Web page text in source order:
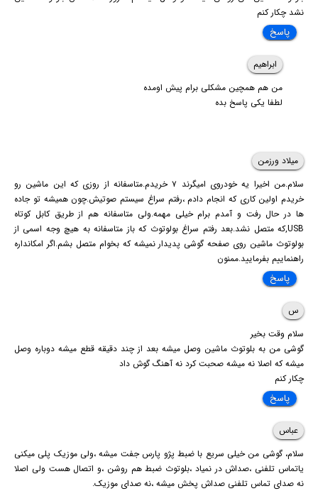
نشد چکار کنم
پاسخ
ابراهیم
من هم همچین مشکلی برام پیش اومده
لطفا یکی پاسخ بده
میلاد ورزمن
سلام‌.من اخیرا یه خودروی امیگرند ۷ خریدم.متاسفانه از روزی که این ماشین رو
خریدم اولین کاری که انجام دادم ،رفتم سراغ سیستم صوتیش.چون همیشه تو جاده
ها در حال رفت و آمدم برام خیلی مهمه.ولی متاسفانه هم از طریق کابل کوتاه
USB,که متصل نشد.بعد رفتم سراغ بولوتوث که باز متاسفانه به هیچ وجه اسمی از
بولوتوث ماشین روی صفحه گوشی پدیدار نمیشه که بخوام متصل بشم.اگر امکانداره
راهنماییم بفرمایید.ممنون
پاسخ
س
سلام وقت بخیر
گوشی من به بلوتوث ماشین وصل میشه بعد از چند دقیقه قطع میشه دوباره وصل
میشه که اصلا نه میشه صحبت کرد نه آهنگ گوش داد
چکار کنم
پاسخ
عباس
سلام، گوشی من خیلی سریع با ضبط پژو پارس جفت میشه ،ولی موزیک پلی میکنی
یاتماس تلفنی ،صداش در نمیاد ،بلوتوث ضبط هم روشن ،و اتصال هست ولی اصلا
نه صدای تماس تلفنی صداش پخش میشه ،نه صدای موزیک.